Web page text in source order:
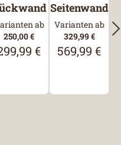
ab
250,00 €
Preis:
€
Seitenwand
Varianten ab
329,99 €
Regulärer
569,99 €